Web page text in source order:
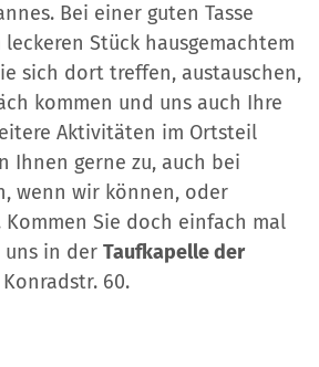
Bei einer guten Tasse
Stück hausgemachtem
sich dort treffen, austauschen,
kommen und uns auch Ihre
Aktivitäten im Ortsteil
Ihnen gerne zu, auch bei
wenn wir können, oder
Sie doch einfach mal
in der Taufkapelle der
Konradstr. 60.